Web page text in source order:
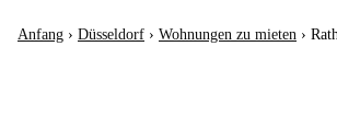
Anfang › Düsseldorf › Wohnungen zu mieten ›